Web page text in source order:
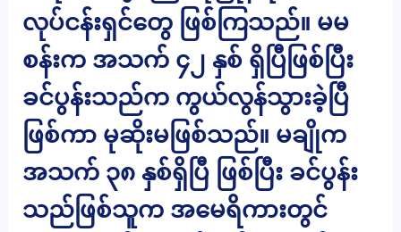
လုပ်ငန်းရှင်တွေ ဖြစ်ကြသည်။ မမ
စန်းက အသက် ၄၂ နှစ် ရှိပြီဖြစ်ပြီး
ခင်ပွန်းသည်က ကွယ်လွန်သွားခဲ့ပြီ
ဖြစ်ကာ မုဆိုးမဖြစ်သည်။ မချိုက
အသက် ၃၈ နှစ်ရှိပြီ ဖြစ်ပြီး ခင်ပွန်း
သည်ဖြစ်သူက အမေရိကားတွင်